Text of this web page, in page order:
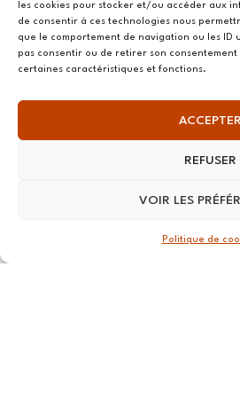
les cookies pour stocker et/ou accéder aux
de consentir à ces technologies nous
que le comportement de navigation ou les ID
pas consentir ou de retirer son
certaines caractéristiques et fonctions.
ACCEPTER
REFUSER
VOIR LES
Politique de
39 RUE du
Douët Neuf
56270
Ploemeur